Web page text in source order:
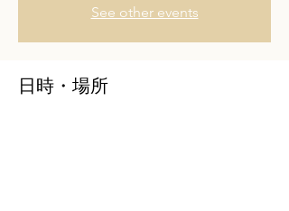
See other events
日時・場所